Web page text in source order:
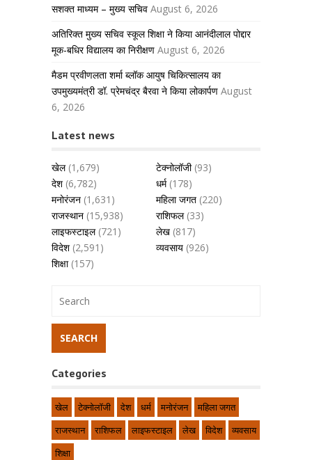
सशक्त माध्यम – मुख्य सचिव August 6, 2026
अतिरिक्त मुख्य सचिव स्कूल शिक्षा ने किया आनंदीलाल पोद्दार
मूक-बधिर विद्यालय का निरीक्षण August 6, 2026
मैडम प्रवीणलता शर्मा ब्लॉक आयुष चिकित्सालय का
उपमुख्यमंत्री डॉ. प्रेमचंद्र बैरवा ने किया लोकार्पण August
6, 2026
Latest news
खेल(1,679) टेक्नोलॉजी(93)
देश(6,782) धर्म(178)
मनोरंजन (1,631) महिला जगत (220)
राजस्थान (15,938) राशिफल(33)
लाइफस्टाइल(721) लेख (817)
विदेश(2,591) व्यवसाय (926)
शिक्षा(157)
Categories
खेल टेक्नोलॉजी देश धर्म मनोरंजन
महिला जगत
राजस्थान
राशिफल लाइफस्टाइल लेख विदेश
व्यवसाय
शिक्षा